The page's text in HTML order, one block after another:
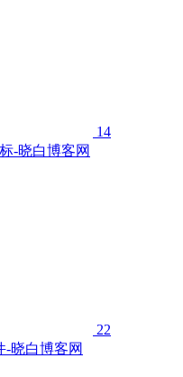
14
22